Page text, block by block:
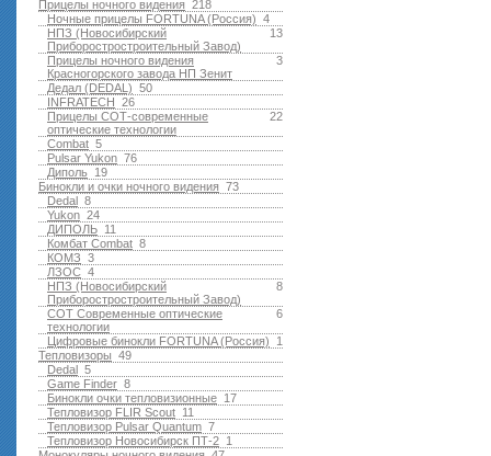
218
Прицелы ночного видения
4
Ночные прицелы FORTUNA (Россия)
13
НПЗ (Новосибирский
Приборостростроительный Завод)
3
Прицелы ночного видения
Красногорского завода НП Зенит
50
Дедал (DEDAL)
26
INFRATECH
22
Прицелы СОТ-современные
оптические технологии
5
Combat
76
Pulsar Yukon
19
Диполь
73
Бинокли и очки ночного видения
8
Dedal
24
Yukon
11
ДИПОЛЬ
8
Комбат Combat
3
КОМЗ
4
ЛЗОС
8
НПЗ (Новосибирский
Приборостростроительный Завод)
6
СОТ Современные оптические
технологии
1
Цифровые бинокли FORTUNA (Россия)
49
Тепловизоры
5
Dedal
8
Game Finder
17
Бинокли очки тепловизионные
11
Тепловизор FLIR Scout
7
Тепловизор Pulsar Quantum
1
Тепловизор Новосибирск ПТ-2